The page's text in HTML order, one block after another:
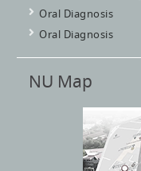
Oral Diagnosis
Oral Diagnosis
NU Map